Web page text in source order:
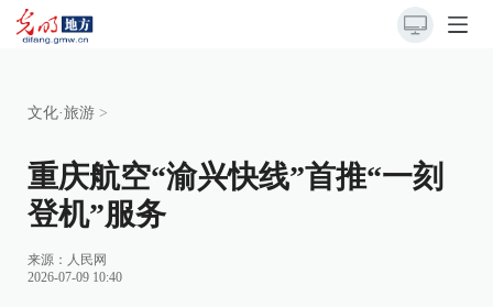
文化·旅游 >
重庆航空“渝兴快线”首推“一刻
登机”服务
来源： 人民网
2026-07-09 10:40